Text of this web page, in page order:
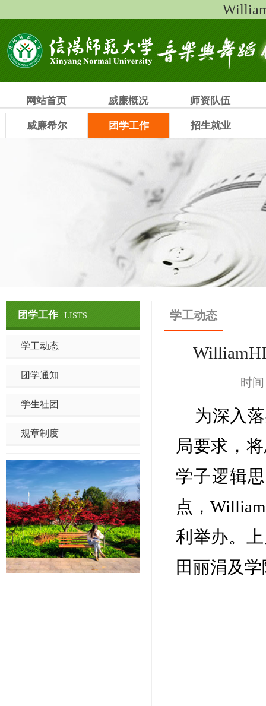
网站首页 威廉概况 师资队伍
威廉希尔 团学工作 招生就业
团学工作 LISTS
学工动态
团学通知
学生社团
规章制度
学工动态
时
为深入
局要求，
学子逻辑
点，
利举办。
田丽涓及